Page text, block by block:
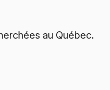
au Québec.